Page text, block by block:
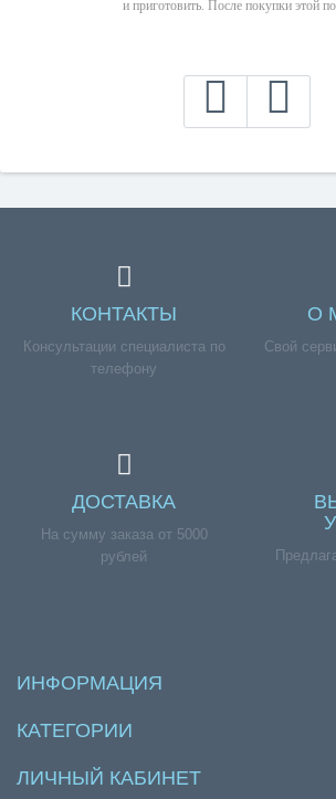
и приготовить. После покупки этой
КОНТАКТЫ
Консультации специалиста по
телефону
О
Свой
ДОСТАВКА
На сумму заказа от 5000
рублей
ИНФОРМАЦИЯ
КАТЕГОРИИ
ЛИЧНЫЙ КАБИНЕТ